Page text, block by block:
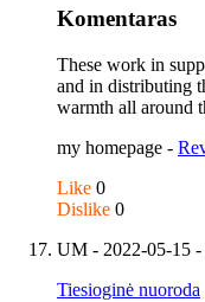
Komentaras
These work in
and in distributing
warmth all around
my homepage -
Like 0
Dislike 0
UM - 2022-05-15
Tiesioginė nuoroda